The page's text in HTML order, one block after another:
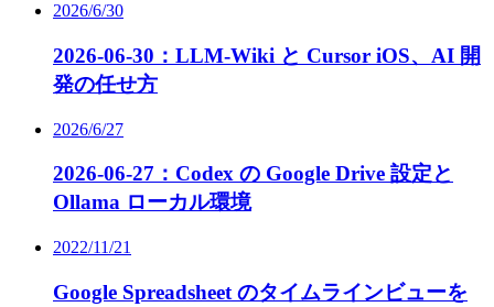
2026/6/30
2026-06-30：LLM-Wiki と Cursor iOS、AI 開
発の任せ方
2026/6/27
2026-06-27：Codex の Google Drive 設定と
Ollama ローカル環境
2022/11/21
Google Spreadsheet のタイムラインビューを